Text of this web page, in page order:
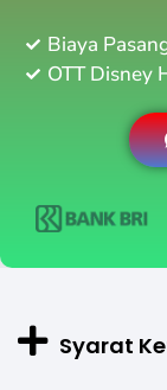
Biaya
OTT Disney
Syarat